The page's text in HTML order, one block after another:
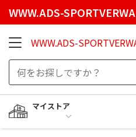
WWW.ADS-
WWW.ADS-
マイストア